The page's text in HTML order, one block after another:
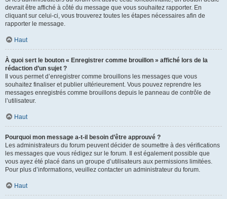
devrait être affiché à côté du message que vous souhaitez rapporter. En
cliquant sur celui-ci, vous trouverez toutes les étapes nécessaires afin de
rapporter le message.
Haut
À quoi sert le bouton « Enregistrer comme brouillon » affiché lors de la
rédaction d’un sujet ?
Il vous permet d’enregistrer comme brouillons les messages que vous
souhaitez finaliser et publier ultérieurement. Vous pouvez reprendre les
messages enregistrés comme brouillons depuis le panneau de contrôle de
l’utilisateur.
Haut
Pourquoi mon message a-t-il besoin d’être approuvé ?
Les administrateurs du forum peuvent décider de soumettre à des vérifications
les messages que vous rédigez sur le forum. Il est également possible que
vous ayez été placé dans un groupe d’utilisateurs aux permissions limitées.
Pour plus d’informations, veuillez contacter un administrateur du forum.
Haut